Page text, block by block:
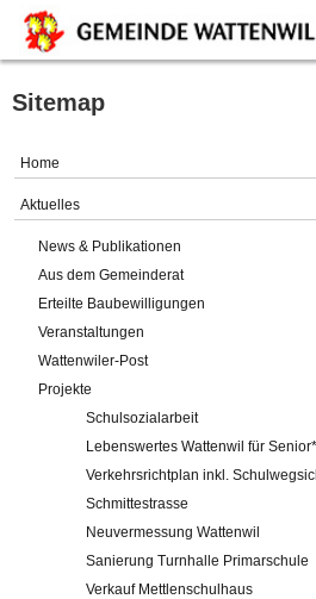
Home
Gemeinde
Verwaltung
Online-Service
Impressum
Sitemap
Home
Aktuelles
News & Publikationen
Aus dem Gemeinderat
Erteilte Baubewilligungen
Veranstaltungen
Wattenwiler-Post
Projekte
Schulsozialarbeit
Lebenswertes Wattenwil für
Verkehrsrichtplan inkl.
Schmittestrasse
Neuvermessung Wattenwil
Sanierung Turnhalle Primarschule
Verkauf Mettlenschulhaus